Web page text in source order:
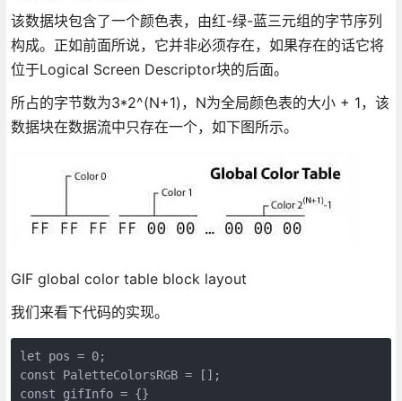
该数据块包含了一个颜色表，由红-绿-蓝三元组的字节序列
构成。正如前面所说，它并非必须存在，如果存在的话它将
位于Logical Screen Descriptor块的后面。
所占的字节数为3*2^(N+1)，N为全局颜色表的大小 + 1，该
数据块在数据流中只存在一个，如下图所示。
GIF global color table block layout
我们来看下代码的实现。
let pos = 0;
const PaletteColorsRGB = [];
const gifInfo = {}